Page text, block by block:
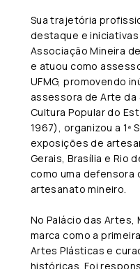
Sua trajetória
destaque e
Associação Mineira
e atuou como
UFMG, promovendo
assessora de Arte da
Cultura Popular do
1967), organizou a 1ª
exposições de
Gerais, Brasília e Rio
como uma defensora
artesanato mineiro.
No Palácio das Artes,
marca como a
Artes Plásticas e
históricas. Foi